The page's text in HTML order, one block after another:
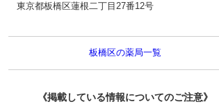
東京都板橋区蓮根二丁目27番12号
板橋区の薬局一覧
《掲載している情報についてのご注意》